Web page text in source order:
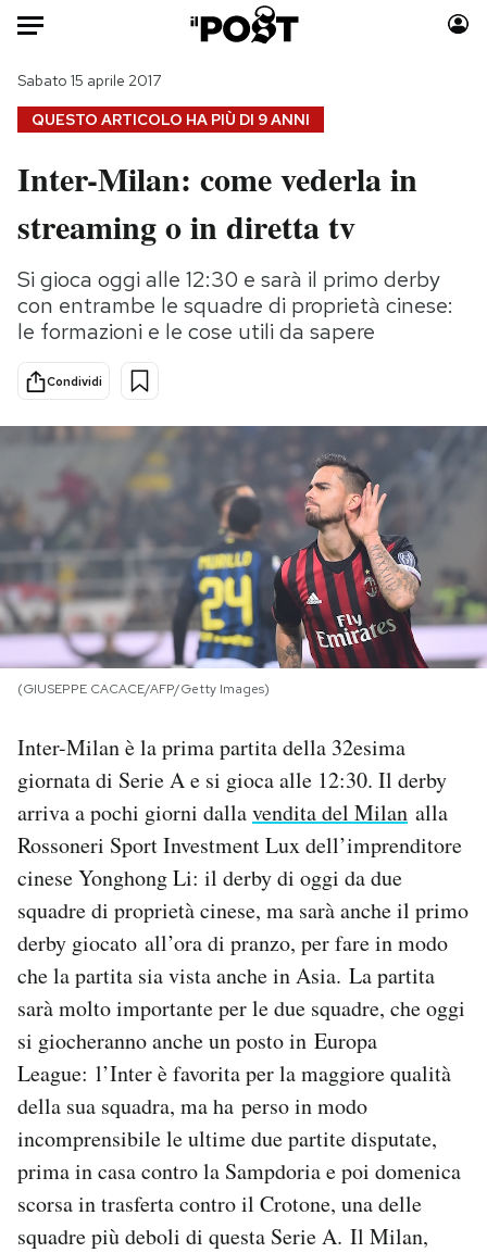
HOME
Italia
Politica
Tecnologia
Internet
Scienza
Cultura
Economia
Sport
Moda
Consumismi
Storie/Idee
Ok Boomer!
Media
Mondiali calcio 2026
PODCAST
NEWSLETTER
I MIEI PREFERITI
SHOP
CALENDARIO
AREA PERSONALE
Area Personale
Notifiche mobile
Regala il Post
Hai bisogno di aiuto?
Esci
QUESTO ARTICOLO HA PIÙ DI 9 ANNI
Sabato 15 aprile 2017
Inter-Milan: come vederla in
streaming o in diretta tv
Si gioca oggi alle 12:30 e sarà il primo derby
con entrambe le squadre di proprietà cinese:
le formazioni e le cose utili da sapere
Condividi
(GIUSEPPE CACACE/AFP/Getty Images)
Inter-Milan è la prima partita della 32esima
giornata di Serie A e si gioca alle 12:30. Il derby
arriva a pochi giorni dallavendita del Milan alla
Rossoneri Sport Investment Lux dell’imprenditore
cinese Yonghong Li: il derby di oggi da due
squadre di proprietà cinese, ma sarà anche il primo
derby giocato all’ora di pranzo, per fare in modo
che la partita sia vista anche in Asia. La partita
sarà molto importante per le due squadre, che oggi
si giocheranno anche un posto in Europa
League: l’Inter è favorita per la maggiore qualità
della sua squadra, ma ha perso in modo
incomprensibile le ultime due partite disputate,
prima in casa contro la Sampdoria e poi domenica
scorsa in trasferta contro il Crotone, una delle
squadre più deboli di questa Serie A. Il Milan,